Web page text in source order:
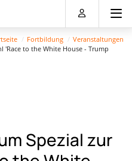
Fortbildung
Veranstaltungen
'Race to the White House - Trump
Spezial zur